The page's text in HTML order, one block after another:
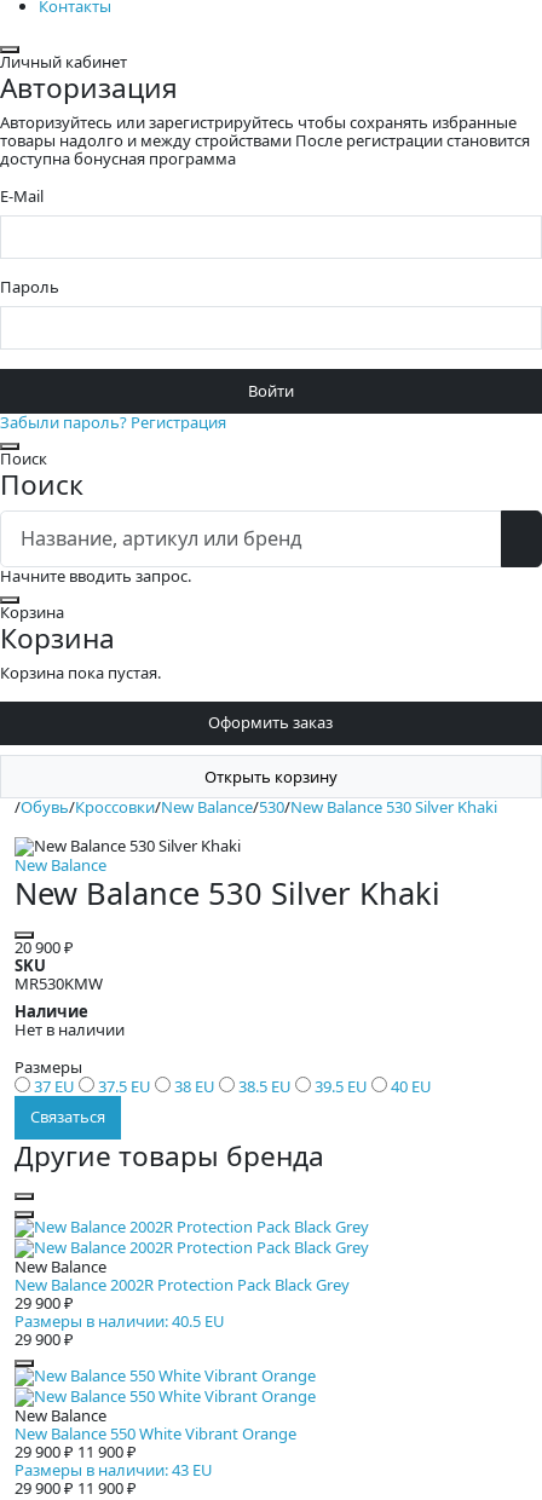
Контакты
Закрыть
Личный кабинет
Авторизация
Авторизуйтесь или зарегистрируйтесь чтобы сохранять избранные
товары надолго и между стройствами После регистрации становится
доступна бонусная программа
E-Mail
Пароль
Войти
Забыли пароль? Регистрация
Закрыть
Поиск
Поиск
Начните вводить запрос.
Закрыть
Корзина
Корзина
Корзина пока пустая.
Оформить заказ
Открыть корзину
/Обувь/Кроссовки/New Balance/530/New Balance 530 Silver Khaki
New Balance
New Balance 530 Silver Khaki
20 900 ₽
SKU
MR530KMW
Наличие
Нет в наличии
Размеры
37 EU
37.5 EU 38 EU 38.5 EU 39.5 EU
40 EU
Связаться
Другие товары бренда
New Balance
New Balance 2002R Protection Pack Black Grey
29 900 ₽
Размеры в наличии: 40.5 EU
29 900 ₽
New Balance
New Balance 550 White Vibrant Orange
29 900 ₽ 11 900 ₽
Размеры в наличии: 43 EU
29 900 ₽ 11 900 ₽